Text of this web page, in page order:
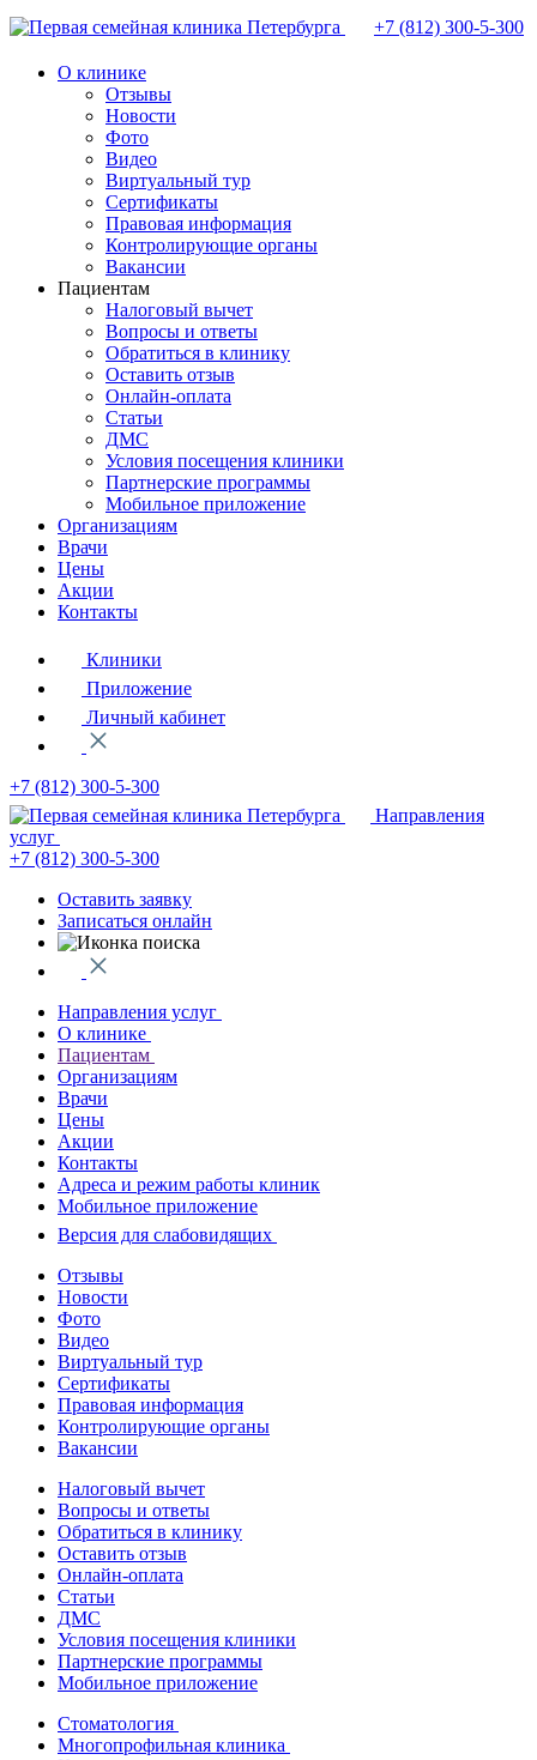
+7 (812) 300-5-300
О клинике
Отзывы
Новости
Фото
Видео
Виртуальный тур
Сертификаты
Правовая информация
Контролирующие органы
Вакансии
Пациентам
Налоговый вычет
Вопросы и ответы
Обратиться в клинику
Оставить отзыв
Онлайн-оплата
Статьи
ДМС
Условия посещения клиники
Партнерские программы
Мобильное приложение
Организациям
Врачи
Цены
Акции
Контакты
Клиники
Приложение
Личный кабинет
+7 (812) 300-5-300
Направления
услуг
+7 (812) 300-5-300
Оставить заявку
Записаться онлайн
Направления услуг
О клинике
Пациентам
Организациям
Врачи
Цены
Акции
Контакты
Адреса и режим работы клиник
Мобильное приложение
Версия для слабовидящих
Отзывы
Новости
Фото
Видео
Виртуальный тур
Сертификаты
Правовая информация
Контролирующие органы
Вакансии
Налоговый вычет
Вопросы и ответы
Обратиться в клинику
Оставить отзыв
Онлайн-оплата
Статьи
ДМС
Условия посещения клиники
Партнерские программы
Мобильное приложение
Стоматология
Многопрофильная клиника